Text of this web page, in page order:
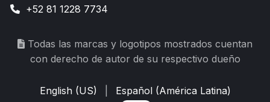
+52 81 1228 7734
Todas las marcas y logotipos mostrados cuentan
con derecho de autor de su respectivo dueño
English (US)
Español (América Latina)